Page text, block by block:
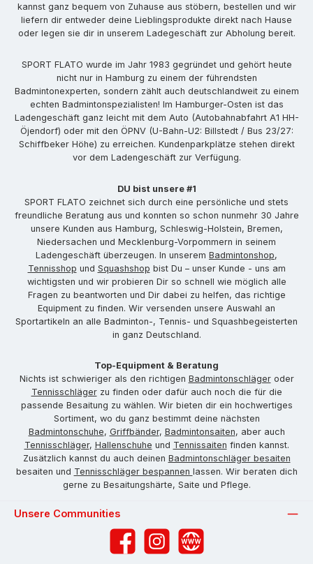
kannst ganz bequem von Zuhause aus stöbern, bestellen und wir
liefern dir entweder deine Lieblingsprodukte direkt nach Hause
oder legen sie dir in unserem Ladegeschäft zur Abholung bereit.
SPORT FLATO wurde im Jahr 1983 gegründet und gehört heute
nicht nur in Hamburg zu einem der führendsten
Badmintonexperten, sondern zählt auch deutschlandweit zu einem
echten Badmintonspezialisten! Im Hamburger-Osten ist das
Ladengeschäft ganz leicht mit dem Auto (Autobahnabfahrt A1 HH-
Öjendorf) oder mit den ÖPNV (U-Bahn-U2: Billstedt / Bus 23/27:
Schiffbeker Höhe) zu erreichen. Kundenparkplätze stehen direkt
vor dem Ladengeschäft zur Verfügung.
DU bist unsere #1
SPORT FLATO zeichnet sich durch eine persönliche und stets
freundliche Beratung aus und konnten so schon nunmehr 30 Jahre
unsere Kunden aus Hamburg, Schleswig-Holstein, Bremen,
Niedersachen und Mecklenburg-Vorpommern in seinem
Ladengeschäft überzeugen. In unserem Badmintonshop,
Tennisshop und Squashshop bist Du – unser Kunde - uns am
wichtigsten und wir probieren Dir so schnell wie möglich alle
Fragen zu beantworten und Dir dabei zu helfen, das richtige
Equipment zu finden. Wir versenden unsere Auswahl an
Sportartikeln an alle Badminton-, Tennis- und Squashbegeisterten
in ganz Deutschland.
Top-Equipment & Beratung
Nichts ist schwieriger als den richtigen Badmintonschlägeroder
Tennisschlägerzu finden oder dafür auch noch die für die
passende Besaitung zu wählen. Wir bieten dir ein hochwertiges
Sortiment, wo du ganz bestimmt deine nächsten
Badmintonschuhe, Griffbänder, Badmintonsaiten, aber auch
Tennisschläger, Hallenschuhe und Tennissaiten finden kannst.
Zusätzlich kannst du auch deinen Badmintonschläger besaiten
besaiten und Tennisschläger bespannen lassen. Wir beraten dich
gerne zu Besaitungshärte, Saite und Pflege.
Unsere Communities
FacebookInstagramWebsite